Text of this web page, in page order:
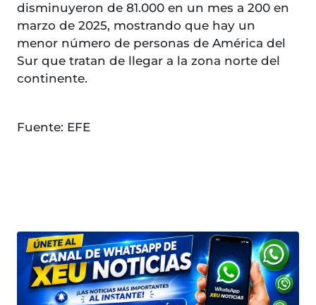
disminuyeron de 81.000 en un mes a 200 en
marzo de 2025, mostrando que hay un
menor número de personas de América del
Sur que tratan de llegar a la zona norte del
continente.
Fuente: EFE